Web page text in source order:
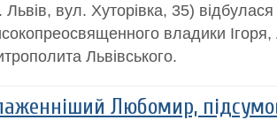
Львів, вул. Хуторівка, 35)
владики Ігоря,
Львівського.
Любомир,